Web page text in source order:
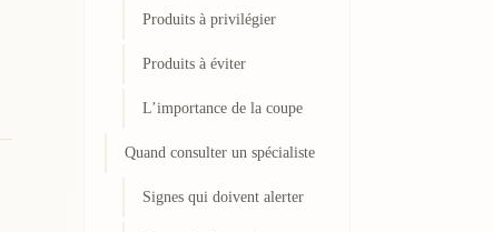
Produits à privilégier
Produits à éviter
L’importance de la coupe
Quand consulter un spécialiste
Signes qui doivent alerter